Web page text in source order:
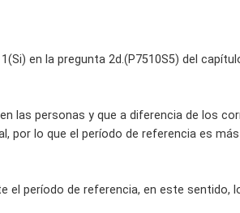
en la pregunta 2d.(P7510S5) del
las personas y que a diferencia de los
por lo que el período de referencia es
el período de referencia, en este sentido,